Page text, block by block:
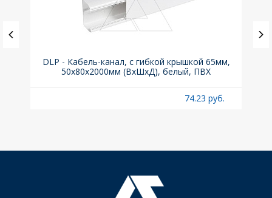
DLP - Кабель-канал, с гибкой крышкой 65мм,
50x80х2000мм (ВхШхД), белый, ПВХ
74.23 руб.